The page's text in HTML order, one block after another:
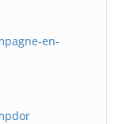
en-